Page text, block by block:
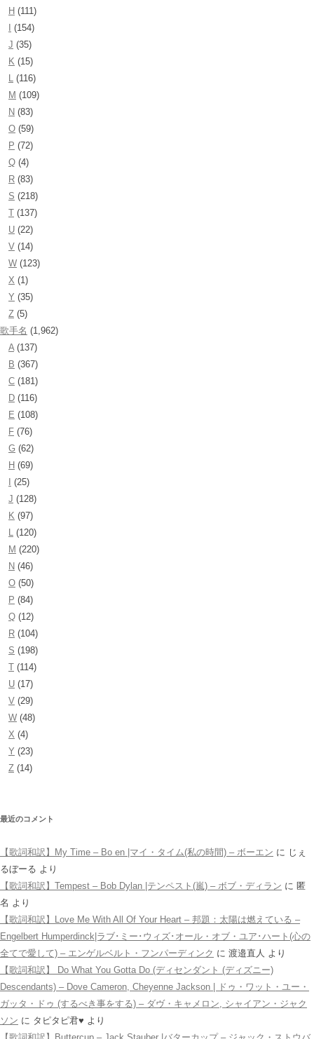
H (111)
(154)
J (35)
K (15)
L (116)
M (109)
N (83)
O (59)
P (72)
Q (4)
R (83)
S (218)
T (137)
U (22)
V (14)
W (123)
X (1)
Y (35)
Z (5)
歌手名 (1,962)
A(137)
B (367)
C (181)
D (116)
E (108)
F (76)
G (62)
H (69)
(25)
J (128)
K (97)
L (120)
M (220)
N (46)
O (50)
P (84)
Q (12)
R (104)
S (198)
T (114)
U (17)
V (29)
W (48)
X (4)
Y (23)
Z (14)
最近のコメント
【歌詞和訳】My Time – Bo en |マイ・タイム(私の時間) – ボーエン に じぇ
るぼーる より
【歌詞和訳】Tempest – Bob Dylan |テンペスト(嵐) – ボブ・ディラン に 匿
名 より
【歌詞和訳】Love Me With All Of Your Heart – 邦題：太陽は燃えている –
Engelbert Humperdinck|ラブ･ミー･ウィズ･オール・オブ・ユア･ハート(心の
全てで愛して) – エンゲルベルト・フンパーディンク に 渡邉直人 より
【歌詞和訳】 Do What You Gotta Do (ディセンダント (ディズニー)
Descendants) – Dove Cameron, Cheyenne Jackson | ドゥ・ワット・ユー・
ガッタ・ドゥ (するべき事をする) – ダヴ・キャメロン, シャイアン・ジャク
ソン に タピタピ君♥️ より